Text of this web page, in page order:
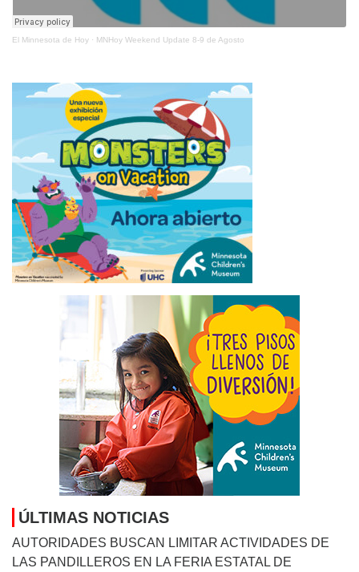
El Minnesota de Hoy · MNHoy Weekend Update 8-9 de Agosto
ÚLTIMAS NOTICIAS
AUTORIDADES BUSCAN LIMITAR ACTIVIDADES DE
LAS PANDILLEROS EN LA FERIA ESTATAL DE
MINNESOTAAugust 9, 2026
FISCALIA LOGRA MULTA EN COMPENSACION PARA
PERJUDICADOS POR ESQUEMA DE PRESTAMOS
HIPOTECARIOSAugust 9, 2026
FALLECE EL PADRE DE LEO MESSI
August 9, 2026
EL PARO EN EE.UU. BAJA EN JULIO UNA DÉCIMA AL
4,1 % PESE A LA PÉRDIDA DE 23.000 EMPLEOS
8, 2026